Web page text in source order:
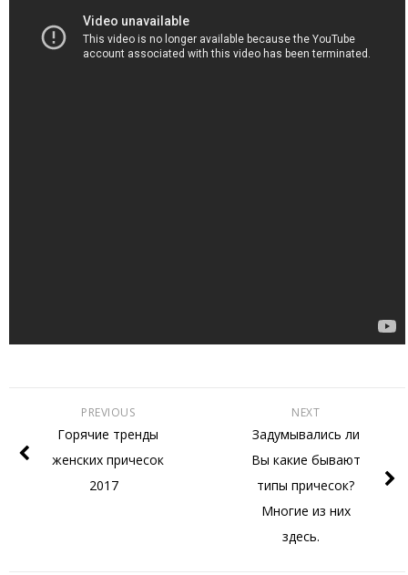
NEXT
Задумывались ли
Вы какие бывают
типы причесок?
Многие из них
здесь.
PREVIOUS
Горячие тренды
женских причесок
2017